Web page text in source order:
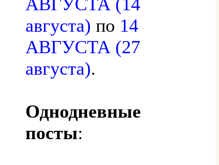
августа) по 14
АВГУСТА (27
августа).
Однодневные
посты: